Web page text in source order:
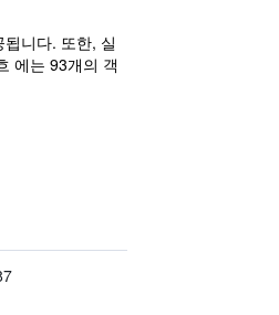
니다. 또한, 실
에는 93개의 객